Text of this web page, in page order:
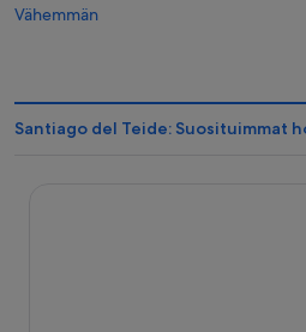
Vähemmän
Santiago del Teide: Suosituimmat